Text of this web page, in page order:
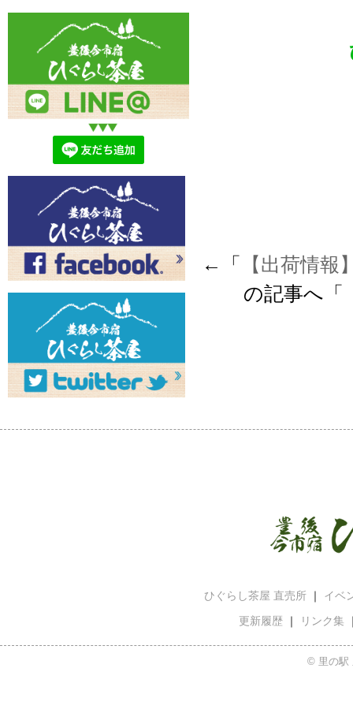
←「
【出荷情
の記事へ「
ひぐらし茶屋 直売所 ｜ イベ
更新履歴 ｜ リンク集
© 里の駅